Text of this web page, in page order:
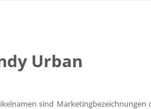
Urban
sind